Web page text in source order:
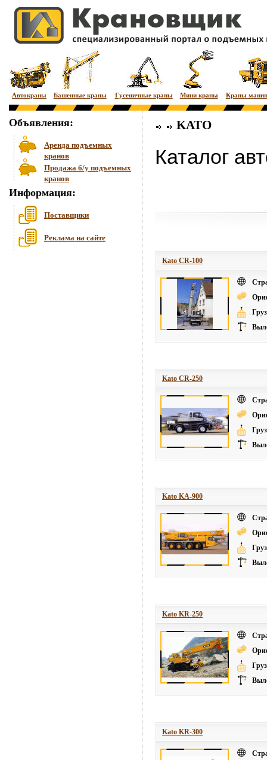
Автокраны Башенные краны Гусеничные краны Мини краны Краны
Объявления:
Аренда подъемных
кранов
Продажа б/у подъемных
кранов
Информация:
Поставщики
Реклама на сайте
KATO
Каталог
Kato CR-100
Kato CR-250
Kato KA-900
Kato KR-250
Kato KR-300